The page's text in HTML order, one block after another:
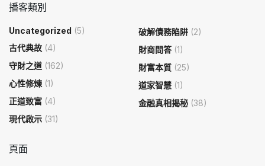
播客類別
Uncategorized (5)
古代典故 (4)
守財之道 (162)
心性修煉 (1)
正道致富 (4)
現代啟示 (31)
破解債務陷阱 (2)
財商問答(1)
財富本質 (25)
道家智慧 (1)
金融真相揭秘 (38)
頁面